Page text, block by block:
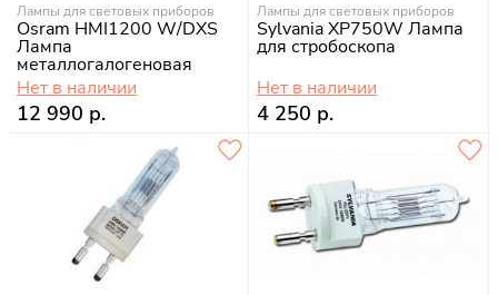
Лампы для световых приборов
Osram HMI1200 W/DXS
Лампа
металлогалогеновая
Нет в наличии
12 990 р.
Лампы для световых приборов
Sylvania XP750W Лампа
для стробоскопа
Нет в наличии
4 250 р.